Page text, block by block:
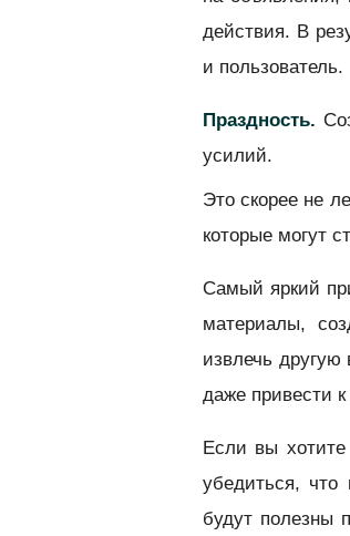
действия. В
и пользователь.
Праздность.
усилий.
Это скорее не
которые могут
Самый яркий
материалы,
извлечь другую
даже привести
Если вы хотите
убедиться, что
будут полезны